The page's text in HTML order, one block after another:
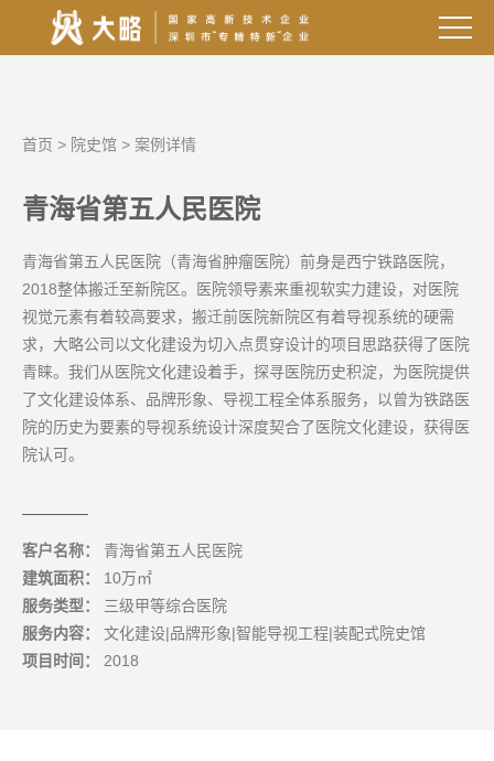
首页 > 院史馆 > 案例详情
青海省第五人民医院
青海省第五人民医院（青海省肿瘤医院）前身是西宁铁路医院，
2018整体搬迁至新院区。医院领导素来重视软实力建设，对医院
视觉元素有着较高要求，搬迁前医院新院区有着导视系统的硬需
求，大略公司以文化建设为切入点贯穿设计的项目思路获得了医院
青睐。我们从医院文化建设着手，探寻医院历史积淀，为医院提供
了文化建设体系、品牌形象、导视工程全体系服务，以曾为铁路医
院的历史为要素的导视系统设计深度契合了医院文化建设，获得医
院认可。
客户名称：
青海省第五人民医院
建筑面积：
10万㎡
服务类型：
三级甲等综合医院
服务内容：
文化建设|品牌形象|智能导视工程|装配式院史馆
项目时间：
2018